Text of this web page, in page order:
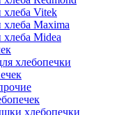
Vitek
Maxima
Midea
хлебопечки
хлебопечки